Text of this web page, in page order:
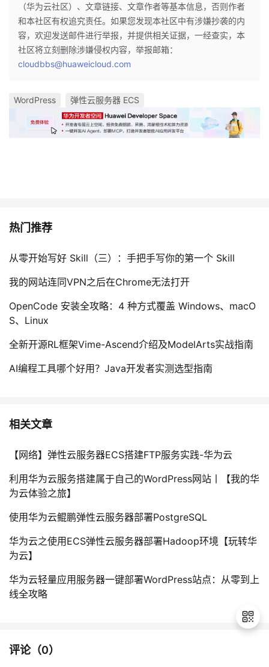
（华为云社区）、文章链接、文章作者等基本信息，否则作者
和本社区有权追究责任。如果您发现本社区中有涉嫌抄袭的内
容，欢迎发送邮件进行举报，并提供相关证据，一经查实，本
社区将立刻删除涉嫌侵权内容，举报邮箱：
cloudbbs@huaweicloud.com
WordPress 弹性云服务器 ECS
热门推荐
从零开始写好 Skill（三）：手把手写你的第一个 Skill
我的网站连同VPN之后在Chrome无法打开
OpenCode 安装全攻略：4 种方式覆盖 Windows、macO
S、Linux
全新开源RL框架Vime-Ascend介绍及ModelArts实战指南
AI编程工具哪个好用？Java开发者实测选型指南
相关文章
【网络】弹性云服务器ECS搭建FTP服务实践-华为云
利用华为云服务搭建属于自己的WordPress网站丨【我的华
为云体验之旅】
使用华为云鲲鹏弹性云服务器部署PostgreSQL
华为云之使用ECS弹性云服务器部署Hadoop环境【玩转华
为云】
华为云轻量应用服务器一键部署WordPress站点：从零到上
线全攻略
评论（0）